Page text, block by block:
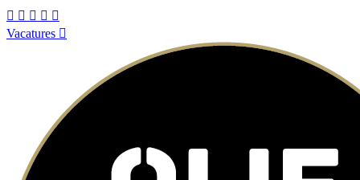
Vacatures